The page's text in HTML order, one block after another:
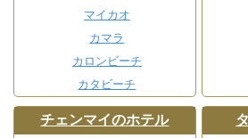
マイカオ
カマラ
カロンビーチ
カタビーチ
チェンマイのホテル